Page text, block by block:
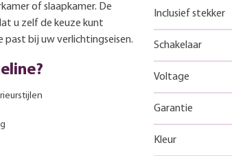
of slaapkamer. De
u zelf de keuze kunt
bij uw verlichtingseisen.
Inclusief stekker
Schakelaar
Voltage
Garantie
Kleur